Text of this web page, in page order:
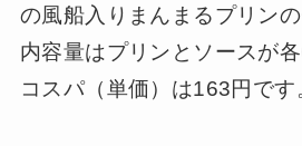
の風船入りまんまるプリンの
内容量はプリンとソースが
コスパ（単価）は163円です